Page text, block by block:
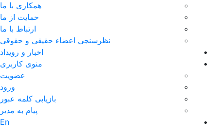
همکاری با ما
حمايت از ما
ارتباط با ما
نظر‌سنجی اعضاء حقیقی و حقوقی
اخبار و رويداد
منوی کاربری
عضویت
بازیابی کلمه عبور
پیام به مدير